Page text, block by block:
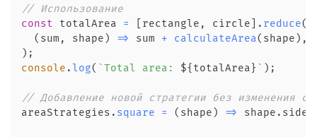
// Использование
const totalArea = rectangle , circle . reduce(
( sum , shape ) => sum + calculateArea( shape ) ,
) ;
console .log( `Total area: ${ totalArea} ` ) ;
// Добавление новой стратегии без изменения
areaStrategies . square = ( shape ) => shape . side